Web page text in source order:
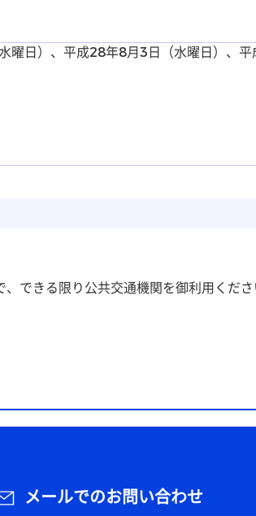
曜日）、平成28年8月3日（水曜日）、
できる限り公共交通機関を御利用くださ
メールでのお問い合わせ